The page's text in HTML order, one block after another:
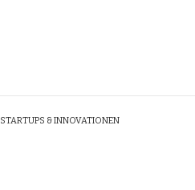
STARTUPS & INNOVATIONEN